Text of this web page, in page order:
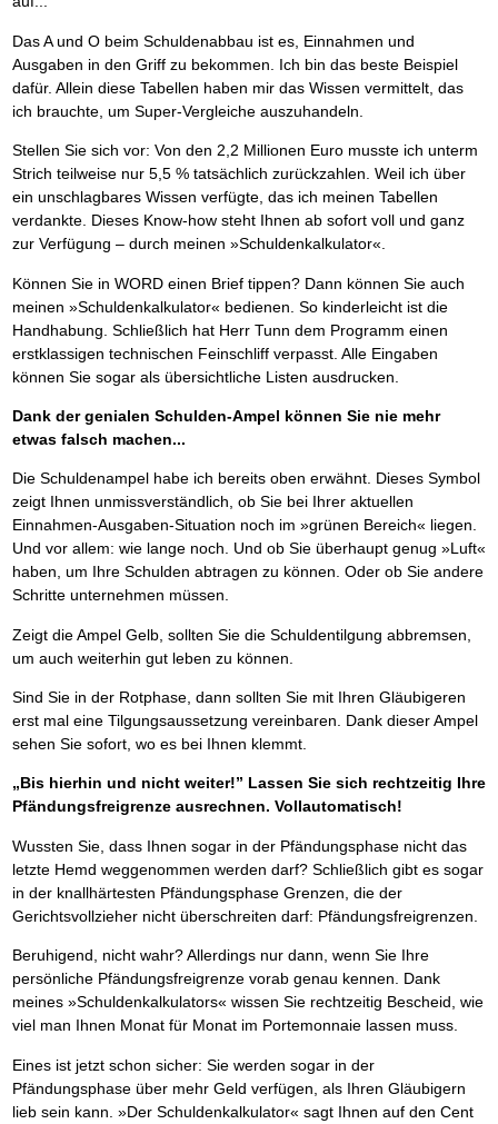
Das A und O beim Schuldenabbau ist es, Einnahmen und
Ausgaben in den Griff zu bekommen. Ich bin das beste Beispiel
dafür. Allein diese Tabellen haben mir das Wissen vermittelt, das
ich brauchte, um Super-Vergleiche auszuhandeln.
Stellen Sie sich vor: Von den 2,2 Millionen Euro musste ich unterm
Strich teilweise nur 5,5 % tatsächlich zurückzahlen. Weil ich über
ein unschlagbares Wissen verfügte, das ich meinen Tabellen
verdankte. Dieses Know-how steht Ihnen ab sofort voll und ganz
zur Verfügung – durch meinen »Schuldenkalkulator«.
Können Sie in WORD einen Brief tippen? Dann können Sie auch
meinen »Schuldenkalkulator« bedienen. So kinderleicht ist die
Handhabung. Schließlich hat Herr Tunn dem Programm einen
erstklassigen technischen Feinschliff verpasst. Alle Eingaben
können Sie sogar als übersichtliche Listen ausdrucken.
Dank der genialen Schulden-Ampel können Sie nie mehr
etwas falsch machen...
Die Schuldenampel habe ich bereits oben erwähnt. Dieses Symbol
zeigt Ihnen unmissverständlich, ob Sie bei Ihrer aktuellen
Einnahmen-Ausgaben-Situation noch im »grünen Bereich« liegen.
Und vor allem: wie lange noch. Und ob Sie überhaupt genug »Luft«
haben, um Ihre Schulden abtragen zu können. Oder ob Sie andere
Schritte unternehmen müssen.
Zeigt die Ampel Gelb, sollten Sie die Schuldentilgung abbremsen,
um auch weiterhin gut leben zu können.
Sind Sie in der Rotphase, dann sollten Sie mit Ihren Gläubigeren
erst mal eine Tilgungsaussetzung vereinbaren. Dank dieser Ampel
sehen Sie sofort, wo es bei Ihnen klemmt.
„Bis hierhin und nicht weiter!” Lassen Sie sich rechtzeitig Ihre
Pfändungsfreigrenze ausrechnen. Vollautomatisch!
Wussten Sie, dass Ihnen sogar in der Pfändungsphase nicht das
letzte Hemd weggenommen werden darf? Schließlich gibt es sogar
in der knallhärtesten Pfändungsphase Grenzen, die der
Gerichtsvollzieher nicht überschreiten darf: Pfändungsfreigrenzen.
Beruhigend, nicht wahr? Allerdings nur dann, wenn Sie Ihre
persönliche Pfändungsfreigrenze vorab genau kennen. Dank
meines »Schuldenkalkulators« wissen Sie rechtzeitig Bescheid, wie
viel man Ihnen Monat für Monat im Portemonnaie lassen muss.
Eines ist jetzt schon sicher: Sie werden sogar in der
Pfändungsphase über mehr Geld verfügen, als Ihren Gläubigern
lieb sein kann. »Der Schuldenkalkulator« sagt Ihnen auf den Cent